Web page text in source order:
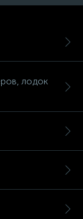
лодок